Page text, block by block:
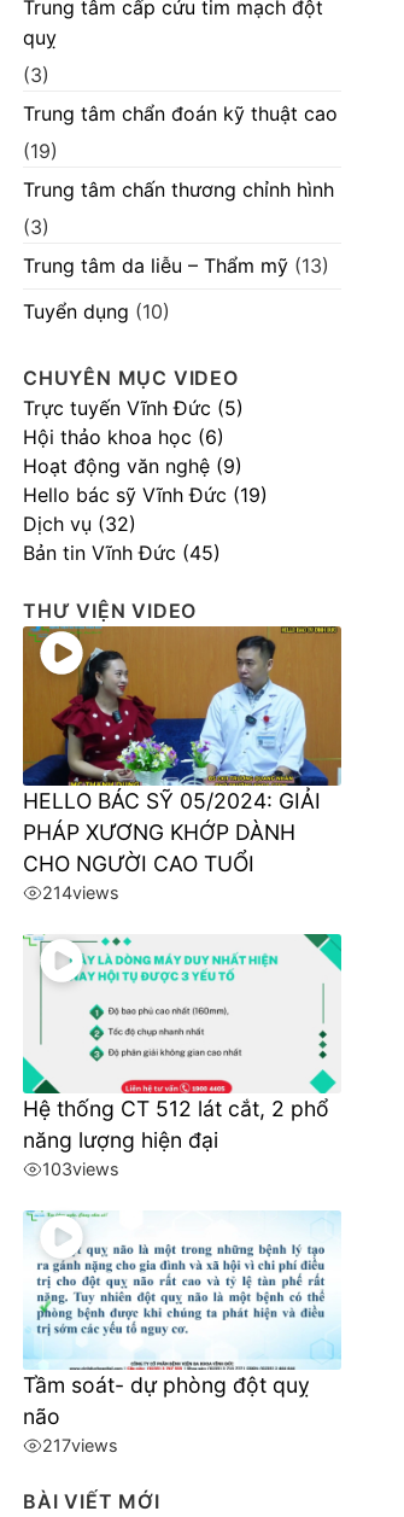
Trung tâm cấp cứu tim mạch đột
quỵ
(3)
Trung tâm chẩn đoán kỹ thuật cao
(19)
Trung tâm chấn thương chỉnh hình
(3)
Trung tâm da liễu – Thẩm mỹ (13)
Tuyển dụng (10)
CHUYÊN MỤC VIDEO
Trực tuyến Vĩnh Đức (5)
Hội thảo khoa học (6)
Hoạt động văn nghệ (9)
Hello bác sỹ Vĩnh Đức (19)
Dịch vụ (32)
Bản tin Vĩnh Đức (45)
THƯ VIỆN VIDEO
HELLO BÁC SỸ 05/2024: GIẢI
PHÁP XƯƠNG KHỚP DÀNH
CHO NGƯỜI CAO TUỔI
214views
Hệ thống CT 512 lát cắt, 2 phổ
năng lượng hiện đại
103views
Tầm soát- dự phòng đột quỵ
não
217views
BÀI VIẾT MỚI